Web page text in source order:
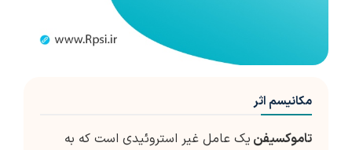
مکانیسم اثر
تاموکسیفن یک عامل غیر استروئیدی است که به